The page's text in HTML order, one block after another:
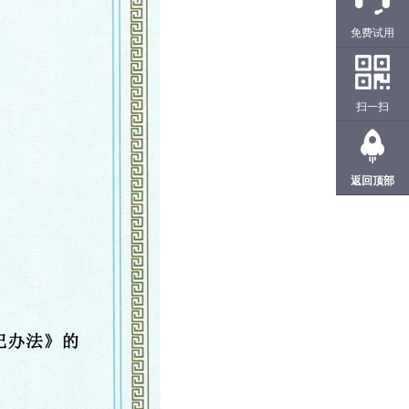
免费试用
扫一扫
返回顶部